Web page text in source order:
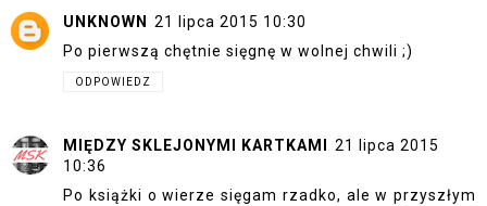
UNKNOWN 21 lipca 2015 10:30
Po pierwszą chętnie sięgnę w wolnej chwili ;)
ODPOWIEDZ
MIĘDZY SKLEJONYMI KARTKAMI
21 lipca 2015
10:36
Po książki o wierze sięgam rzadko, ale w przyszłym